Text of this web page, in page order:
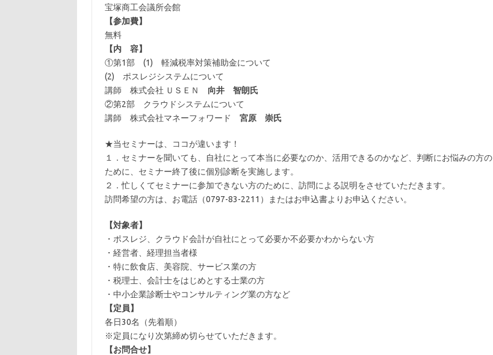
宝塚商工会議所会館
【参加費】
無料
【内 容】
①第1部 (1) 軽減税率対策補助金について
(2) ポスレジシステムについて
講師 株式会社 ＵＳＥＮ 向井 智朗氏
②第2部 クラウドシステムについて
講師 株式会社マネーフォワード 宮原 崇氏
★当セミナーは、ココが違います！
１．セミナーを聞いても、自社にとって本当に必要なのか、活用できるのかなど、判断にお悩みの方の
ために、セミナー終了後に個別診断を実施します。
２．忙しくてセミナーに参加できない方のために、訪問による説明をさせていただきます。
訪問希望の方は、お電話（0797-83-2211）またはお申込書よりお申込ください。
【対象者】
・ポスレジ、クラウド会計が自社にとって必要か不必要かわからない方
・経営者、経理担当者様
・特に飲食店、美容院、サービス業の方
・税理士、会計士をはじめとする士業の方
・中小企業診断士やコンサルティング業の方など
【定員】
各日30名（先着順）
※定員になり次第締め切らせていただきます。
【お問合せ】